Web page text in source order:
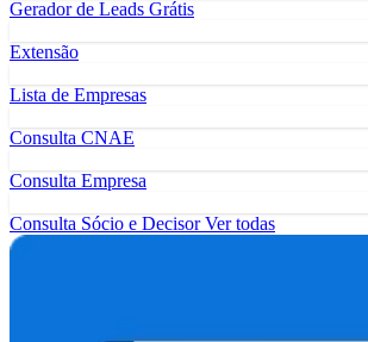
Gerador de Leads Grátis
Extensão
Lista de Empresas
Consulta CNAE
Consulta Empresa
Consulta Sócio e DecisorVer todas